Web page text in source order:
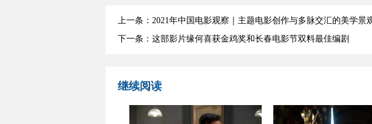
上一条：2021年中国电影观察｜主题电影创作与多脉交汇的美学景
下一条：这部影片缘何喜获金鸡奖和长春电影节双料最佳编剧
继续阅读